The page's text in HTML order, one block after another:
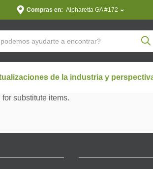
Compras en: Alpharetta GA #172
de la industria y
substitute items.